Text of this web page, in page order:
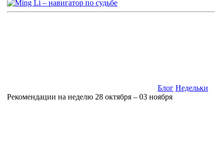
Блог Недельки
Рекомендации на неделю 28 октября – 03 ноября